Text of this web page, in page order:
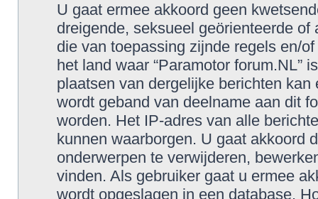
U gaat ermee akkoord geen
dreigende, seksueel geörienteerde
die van toepassing zijnde regels en/
het land waar “Paramotor forum.NL”
plaatsen van dergelijke berichten
wordt geband van deelname aan dit
worden. Het IP-adres van alle
kunnen waarborgen. U gaat akkoord
onderwerpen te verwijderen,
vinden. Als gebruiker gaat u ermee
wordt opgeslagen in een database.